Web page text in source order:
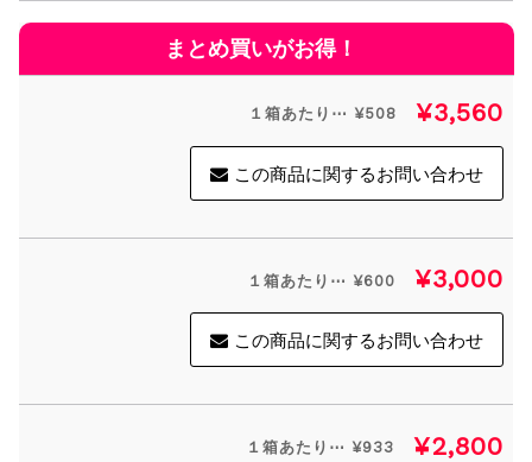
１箱あたり⋯ ¥508 ¥3,560
この商品に関するお問い合わせ
１箱あたり⋯ ¥600 ¥3,000
この商品に関するお問い合わせ
１箱あたり⋯ ¥933 ¥2,800